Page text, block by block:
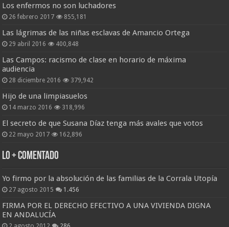
Los enfermos no son luchadores
26 febrero 2017 855,181
Las lágrimas de las niñas esclavas de Amancio Ortega
29 abril 2016 400,848
Las Campos: racismo de clase en horario de máxima
audiencia
28 diciembre 2016 379,942
Hijo de una limpiasuelos
14 marzo 2016 318,996
El secreto de que Susana Díaz tenga más avales que votos
22 mayo 2017 162,896
Lo + Comentado
Yo firmo por la absolución de las familias de la Corrala Utopía
27 agosto 2015 1.456
FIRMA POR EL DERECHO EFECTIVO A UNA VIVIENDA DIGNA
EN ANDALUCÍA